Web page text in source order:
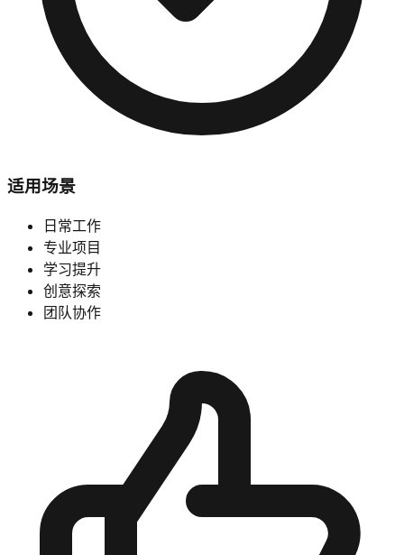
适用场景
日常工作
专业项目
学习提升
创意探索
团队协作